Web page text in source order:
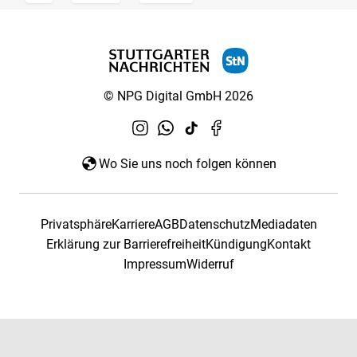
© NPG Digital GmbH 2026
Wo Sie uns noch folgen können
PrivatsphäreKarriereAGBDatenschutzMediadaten
Erklärung zur BarrierefreiheitKündigungKontakt
ImpressumWiderruf